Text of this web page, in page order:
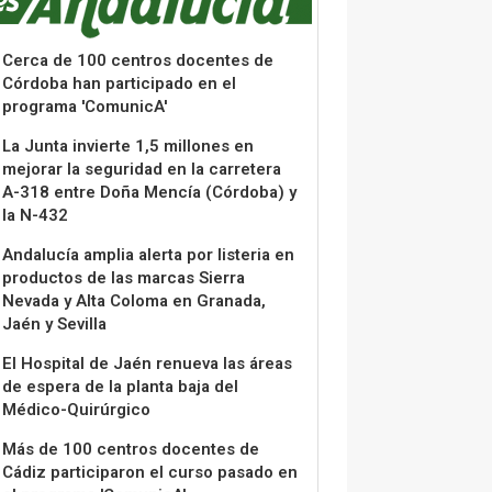
Cerca de 100 centros docentes de
Córdoba han participado en el
programa 'ComunicA'
La Junta invierte 1,5 millones en
mejorar la seguridad en la carretera
A-318 entre Doña Mencía (Córdoba) y
la N-432
Andalucía amplia alerta por listeria en
productos de las marcas Sierra
Nevada y Alta Coloma en Granada,
Jaén y Sevilla
El Hospital de Jaén renueva las áreas
de espera de la planta baja del
Médico-Quirúrgico
Más de 100 centros docentes de
Cádiz participaron el curso pasado en